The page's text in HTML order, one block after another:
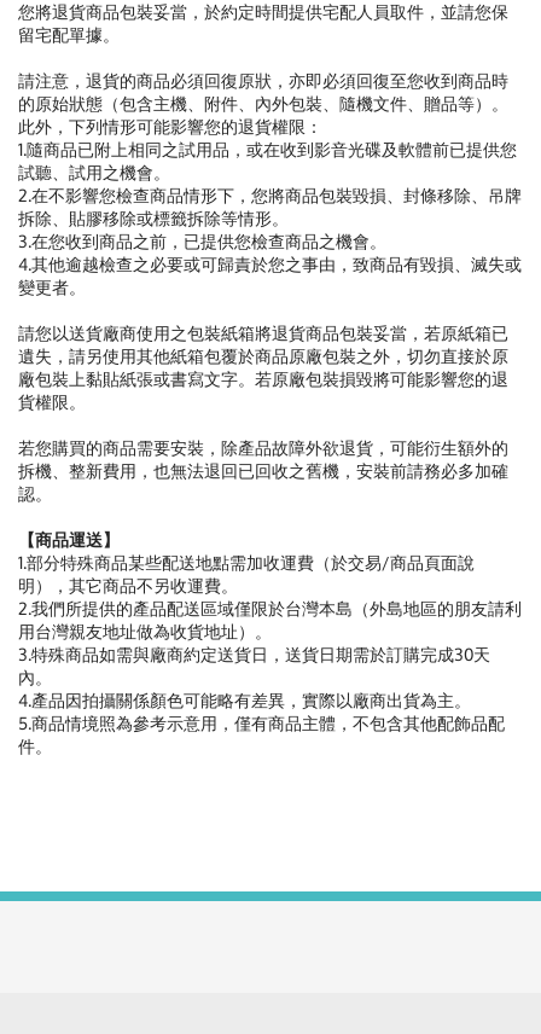
您將退貨商品包裝妥當，於約定時間提供宅配人員取件，並請您保
留宅配單據。
請注意，退貨的商品必須回復原狀，亦即必須回復至您收到商品時
的原始狀態（包含主機、附件、內外包裝、隨機文件、贈品等）。
此外，下列情形可能影響您的退貨權限：
1.隨商品已附上相同之試用品，或在收到影音光碟及軟體前已提供您
試聽、試用之機會。
2.在不影響您檢查商品情形下，您將商品包裝毀損、封條移除、吊牌
拆除、貼膠移除或標籤拆除等情形。
3.在您收到商品之前，已提供您檢查商品之機會。
4.其他逾越檢查之必要或可歸責於您之事由，致商品有毀損、滅失或
變更者。
請您以送貨廠商使用之包裝紙箱將退貨商品包裝妥當，若原紙箱已
遺失，請另使用其他紙箱包覆於商品原廠包裝之外，切勿直接於原
廠包裝上黏貼紙張或書寫文字。若原廠包裝損毀將可能影響您的退
貨權限。
若您購買的商品需要安裝，除產品故障外欲退貨，可能衍生額外的
拆機、整新費用，也無法退回已回收之舊機，安裝前請務必多加確
認。
【商品運送】
1.部分特殊商品某些配送地點需加收運費（於交易/商品頁面說
明），其它商品不另收運費。
2.我們所提供的產品配送區域僅限於台灣本島（外島地區的朋友請利
用台灣親友地址做為收貨地址）。
3.特殊商品如需與廠商約定送貨日，送貨日期需於訂購完成30天
內。
4.產品因拍攝關係顏色可能略有差異，實際以廠商出貨為主。
5.商品情境照為參考示意用，僅有商品主體，不包含其他配飾品配
件。